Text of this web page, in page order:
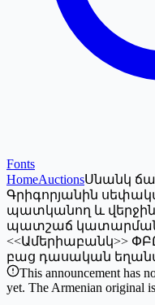
Fonts
HomeAuctionsՍնանկ
Գրիգորյանին
պատկանող և
պատշաճ
<<Ամերիաբանկ>>
բաց դասական
This announcement has
yet. The Armenian original